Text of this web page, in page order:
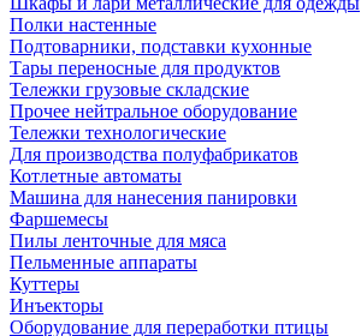
Полки настенные
Подтоварники, подставки кухонные
Тары переносные для продуктов
Тележки грузовые складские
Прочее нейтральное оборудование
Тележки технологические
Для производства полуфабрикатов
Котлетные автоматы
Машина для нанесения панировки
Фаршемесы
Пилы ленточные для мяса
Пельменные аппараты
Куттеры
Инъекторы
Оборудование для переработки птицы